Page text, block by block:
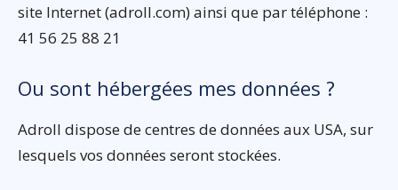
site Internet (adroll.com) ainsi que par téléphone :
41 56 25 88 21
Ou sont hébergées mes données ?
Adroll dispose de centres de données aux USA, sur
lesquels vos données seront stockées.